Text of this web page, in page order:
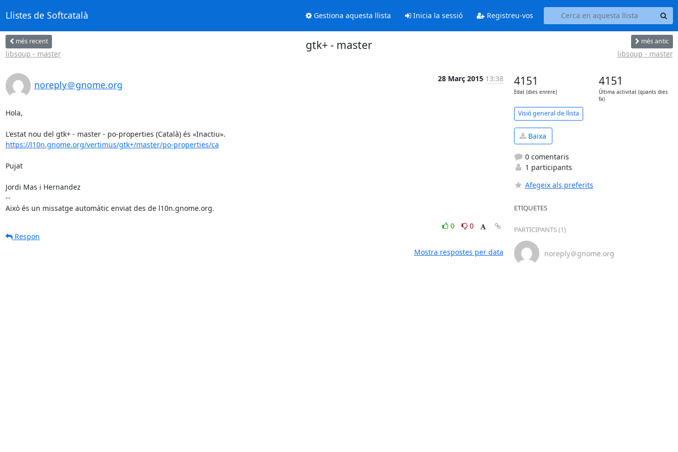
Llistes de Softcatalà Gestiona aquesta llista Inicia la sessió Registreu-vos
més recent
libsoup - master
gtk+ - master més antic
libsoup - master
noreply＠gnome.org
28 Març 2015 13:38
Hola,
https://l10n.gnome.org/vertimus/gtk+/master/po-properties/ca
Pujat
Jordi Mas i Hernandez
--
Això és un missatge automàtic enviat des de l10n.gnome.org.
0
0
Respon
Mostra respostes per data
4151
Edat (dies enrere)
4151
Última activitat (quants dies
fa)
Visió general de llista
Baixa
0 comentaris
1 participants
Afegeix als preferits
ETIQUETES
PARTICIPANTS (1)
noreply＠gnome.org